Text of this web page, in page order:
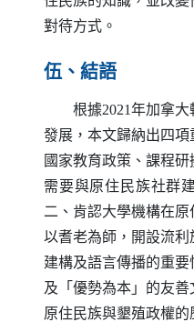
對待方式。
伍、結語
根據2021年加拿大
發展，本文歸納出四
國家教育政策、課程
需要與原住民族社群
二、肯認大學機構在原
以耆老為師，開設流
建構及語言傳播的重要
及「優勢為本」的友善
原住民族與墾殖政權